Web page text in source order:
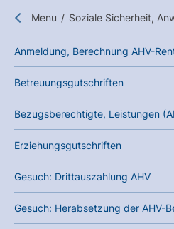
Close submenu
Menu / Soziale Sicherheit,
Anmeldung, Berechnung AHV-
Betreuungsgutschriften
Bezugsberechtigte, Leistungen
Erziehungsgutschriften
Gesuch: Drittauszahlung AHV
Gesuch: Herabsetzung der AHV-